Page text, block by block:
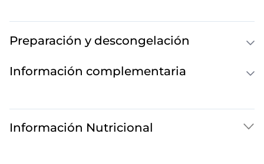
Preparación y descongelación
Información complementaria
Información Nutricional